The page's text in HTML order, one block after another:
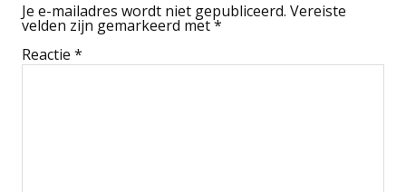
Je e-mailadres wordt niet gepubliceerd. Vereiste
velden zijn gemarkeerd met*
Reactie *